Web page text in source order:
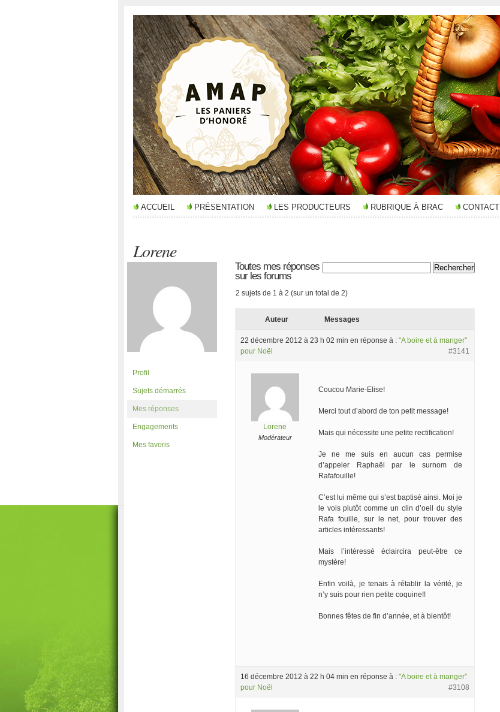
ACCUEIL PRÉSENTATION LES PRODUCTEURS RUBRIQUE À BRAC CONTACT
Lorene
Profil
Sujets démarrés
Mes réponses
Engagements
Mes favoris
Toutes mes réponses
sur les forums
2 sujets de 1 à 2 (sur un total de 2)
Auteur Messages
22 décembre 2012 à 23 h 02 min en réponse à : "A boire et à manger"
pour Noël
#3141
Lorene
Modérateur
Coucou Marie-Elise!
Merci tout d’abord de ton petit message!
Mais qui nécessite une petite rectification!
Je ne me suis en aucun cas permise
d’appeler Raphaël par le surnom de
Rafafouille!
C’est lui même qui s’est baptisé ainsi. Moi je
le vois plutôt comme un clin d’oeil du style
Rafa fouille, sur le net, pour trouver des
articles intéressants!
Mais l’intéressé éclaircira peut-être ce
mystère!
Enfin voilà, je tenais à rétablir la vérité, je
n’y suis pour rien petite coquine!!
Bonnes fêtes de fin d’année, et à bientôt!
16 décembre 2012 à 22 h 04 min en réponse à : "A boire et à manger"
pour Noël
#3108